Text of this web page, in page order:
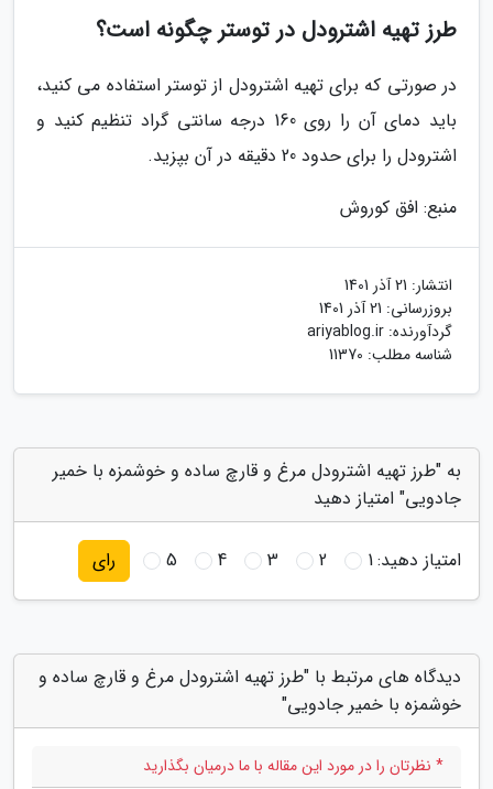
طرز تهیه اشترودل در توستر چگونه است؟
در صورتی که برای تهیه اشترودل از توستر استفاده می کنید،
باید دمای آن را روی 160 درجه سانتی گراد تنظیم کنید و
اشترودل را برای حدود 20 دقیقه در آن بپزید.
منبع: افق کوروش
انتشار: 21 آذر 1401
بروزرسانی: 21 آذر 1401
گردآورنده: ariyablog.ir
شناسه مطلب: 11370
به "طرز تهیه اشترودل مرغ و قارچ ساده و خوشمزه با خمیر
جادویی" امتیاز دهید
امتیاز دهید:1
2
3
4
5 رای
دیدگاه های مرتبط با "طرز تهیه اشترودل مرغ و قارچ ساده و
خوشمزه با خمیر جادویی"
* نظرتان را در مورد این مقاله با ما درمیان بگذارید